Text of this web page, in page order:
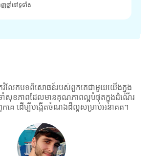
ថ្នាំ​នៅ​ទូទាំង​
រំលែកបទពិសោធន៍របស់ពួកគេជាមួយយើងក្នុង
ទាំសុខភាពដែលមានគុណភាពល្អបំផុតក្នុងដំណើរ
កគេ ដើម្បីបង្កើតចំណងដ៏ល្អសម្រាប់អនាគត។